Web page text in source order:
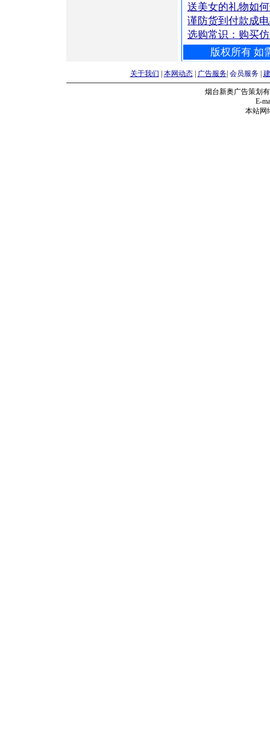
送美女的礼物如
谨防货到付款成
选购常识：购买
版权所有 如
关于我们 本网动态| 广告服务| 会员服务|
烟台新奥广告策划
E-
本站网